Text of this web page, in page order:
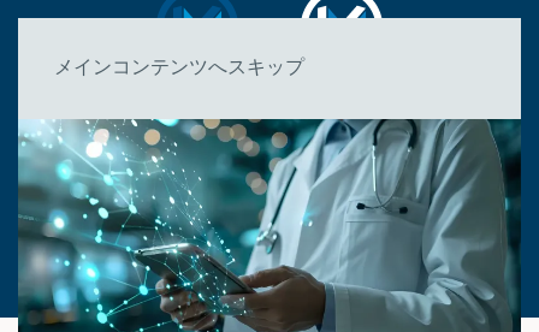
メインコンテンツへスキップ